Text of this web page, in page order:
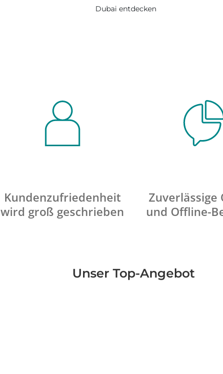
Dubai entdecken
Kundenzufriedenheit
wird groß geschrieben
Zuverlässige
und Offline-
Unser Top-Angebot